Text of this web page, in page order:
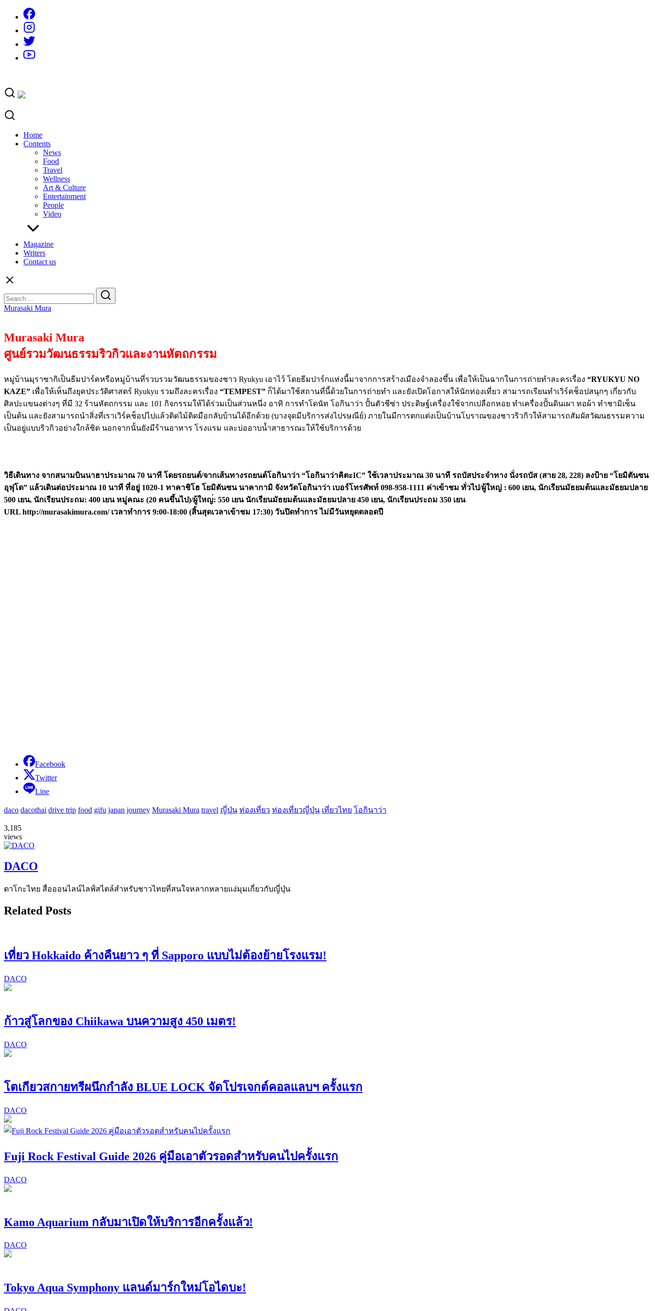
content
Home
Contents
News
Food
Travel
Wellness
Art & Culture
Entertainment
People
Video
Magazine
Writers
Contact us
for:
Murasaki Mura
Murasaki Mura
ศูนย์รวมวัฒนธรรมริวกิวและงานหัตถกรรม
หมู่บ้านมุราซากิเป็นธีมปาร์คหรือหมู่บ้านที่รวบรวมวัฒนธรรมของชาว Ryukyu เอาไว้ โดยธีมปาร์กแห่งนี้มาจากการสร้างเมืองจำลองขึ้น เพื่อให้เป็นฉากในการถ่ายทำละครเรื่อง “RYUKYU NO
KAZE” เพื่อให้เห็นถึงยุคประวัติศาสตร์ Ryukyu รวมถึงละครเรื่อง “TEMPEST” ก็ได้มาใช้สถานที่นี้ด้วยในการถ่ายทำ และยังเปิดโอกาสให้นักท่องเที่ยว สามารถเรียนทำเวิร์คช็อปสนุกๆ เกี่ยวกับ
ศิลปะแขนงต่างๆ ที่มี 32 ร้านหัตถกรรม และ 101 กิจกรรมให้ได้ร่วมเป็นส่วนหนึ่ง อาทิ การทำโดนัท โอกินาว่า ปั้นตัวชีซ่า ประดิษฐ์เครื่องใช้จากเปลือกหอย ทำเครื่องปั้นดินเผา ทอผ้า ทำชามิเซ็น
เป็นต้น และยังสามารถนำสิ่งที่เราเวิร์คช็อปไปแล้วติดไม้ติดมือกลับบ้านได้อีกด้วย (บางจุดมีบริการส่งไปรษณีย์) ภายในมีการตกแต่งเป็นบ้านโบราณของชาวริวกิวให้สามารถสัมผัสวัฒนธรรมความ
เป็นอยู่แบบริวกิวอย่างใกล้ชิด นอกจากนั้นยังมีร้านอาหาร โรงแรม และบ่ออาบน้ำสาธารณะให้ใช้บริการด้วย
วิธีเดินทาง จากสนามบินนาฮาประมาณ 70 นาที โดยรถยนต์/จากเส้นทางรถยนต์โอกินาว่า “โอกินาว่าคิตะIC” ใช้เวลาประมาณ 30 นาที รถบัสประจำทาง นั่งรถบัส (สาย 28, 228) ลงป้าย “โยมิตันซน
อุฟุโด” แล้วเดินต่อประมาณ 10 นาที ที่อยู่ 1020-1 ทาคาชิโฮ โยมิตันซน นาคากามิ จังหวัดโอกินาว่า เบอร์โทรศัพท์ 098-958-1111 ค่าเข้าชม ทั่วไป/ผู้ใหญ่ : 600 เยน, นักเรียนมัธยมต้นและมัธยมปลาย
500 เยน, นักเรียนประถม: 400 เยน หมู่คณะ (20 คนขึ้นไป)/ผู้ใหญ: 550 เยน นักเรียนมัธยมต้นและมัธยมปลาย 450 เยน, นักเรียนประถม 350 เยน
URL http://murasakimura.com/ เวลาทำการ 9:00-18:00 (สิ้นสุดเวลาเข้าชม 17:30) วันปิดทำการไม่มีวันหยุดตลอดปี
Facebook
Twitter
Line
daco dacothai drive trip food gifu japan journey Murasaki Mura travel ญี่ปุ่น ท่องเที่ยว ท่องเที่ยวญี่ปุ่น เที่ยวไทย โอกินาว่า
3,185
views
DACO
ดาโกะไทย สื่อออนไลน์ไลฟ์สไตล์สำหรับชาวไทยที่สนใจหลากหลายแง่มุมเกี่ยวกับญี่ปุ่น
Related Posts
เที่ยว Hokkaido ค้างคืนยาว ๆ ที่ Sapporo แบบไม่ต้องย้ายโรงแรม!
DACO
ก้าวสู่โลกของ Chiikawa บนความสูง 450 เมตร!
DACO
โตเกียวสกายทรีผนึกกำลัง BLUE LOCK จัดโปรเจกต์คอลแลบฯ ครั้งแรก
DACO
Fuji Rock Festival Guide 2026 คู่มือเอาตัวรอดสำหรับคนไปครั้งแรก
DACO
Kamo Aquarium กลับมาเปิดให้บริการอีกครั้งแล้ว!
DACO
Tokyo Aqua Symphony แลนด์มาร์กใหม่โอไดบะ!